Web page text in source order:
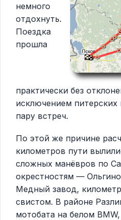
немного
отдохнуть.
Поездка
прошла
практически без
исключением
пару встреч.
По этой же причине
километров пути
сложных манёвров по
окрестностям —
Медный завод,
свистом. В районе
мотобата на белом